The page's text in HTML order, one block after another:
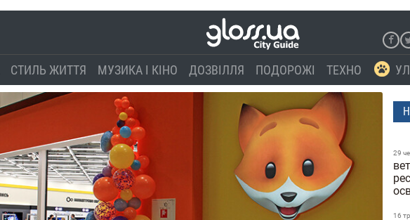
СТИЛЬ ЖИТТЯ МУЗИКА І КІНО ДОЗВІЛЛЯ ПОДОРОЖІ ТЕХНО
29
16